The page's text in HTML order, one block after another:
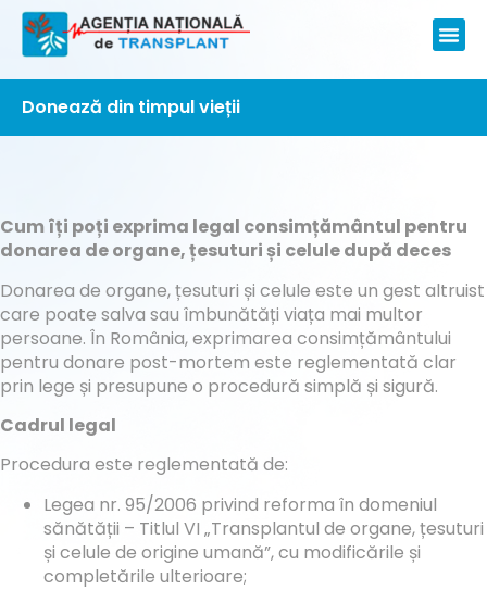
Donează din timpul vieții
Cum îți poți exprima legal consimțământul pentru
donarea de organe, țesuturi și celule după deces
Donarea de organe, țesuturi și celule este un gest altruist
care poate salva sau îmbunătăți viața mai multor
persoane. În România, exprimarea consimțământului
pentru donare post-mortem este reglementată clar
prin lege și presupune o procedură simplă și sigură.
Cadrul legal
Procedura este reglementată de:
Legea nr. 95/2006 privind reforma în domeniul
sănătății – Titlul VI „Transplantul de organe, țesuturi
și celule de origine umană”, cu modificările și
completările ulterioare;